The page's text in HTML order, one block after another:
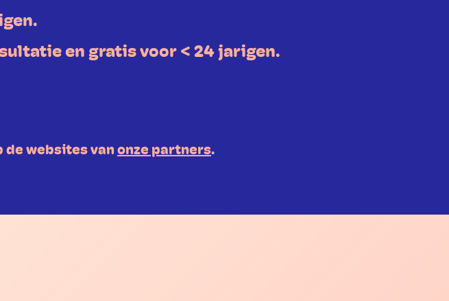
en gratis voor < 24 jarigen.
de websites van onze partners.